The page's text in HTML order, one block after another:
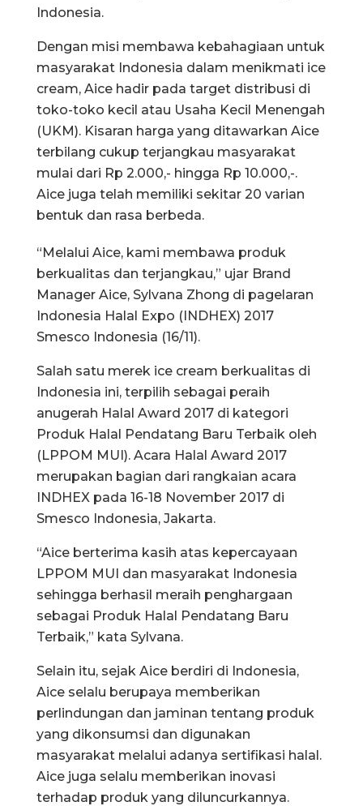
Indonesia.
Dengan misi membawa kebahagiaan untuk
masyarakat Indonesia dalam menikmati ice
cream, Aice hadir pada target distribusi di
toko-toko kecil atau Usaha Kecil Menengah
(UKM). Kisaran harga yang ditawarkan Aice
terbilang cukup terjangkau masyarakat
mulai dari Rp 2.000,- hingga Rp 10.000,-.
Aice juga telah memiliki sekitar 20 varian
bentuk dan rasa berbeda.
“Melalui Aice, kami membawa produk
berkualitas dan terjangkau,” ujar Brand
Manager Aice, Sylvana Zhong di pagelaran
Indonesia Halal Expo (INDHEX) 2017
Smesco Indonesia (16/11).
Salah satu merek ice cream berkualitas di
Indonesia ini, terpilih sebagai peraih
anugerah Halal Award 2017 di kategori
Produk Halal Pendatang Baru Terbaik oleh
(LPPOM MUI). Acara Halal Award 2017
merupakan bagian dari rangkaian acara
INDHEX pada 16-18 November 2017 di
Smesco Indonesia, Jakarta.
“Aice berterima kasih atas kepercayaan
LPPOM MUI dan masyarakat Indonesia
sehingga berhasil meraih penghargaan
sebagai Produk Halal Pendatang Baru
Terbaik,” kata Sylvana.
Selain itu, sejak Aice berdiri di Indonesia,
Aice selalu berupaya memberikan
perlindungan dan jaminan tentang produk
yang dikonsumsi dan digunakan
masyarakat melalui adanya sertifikasi halal.
Aice juga selalu memberikan inovasi
terhadap produk yang diluncurkannya.